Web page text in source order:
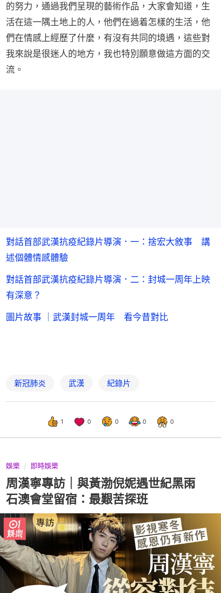
的努力，通過我們呈現的藝術作品，大家會知道，生
活在這一隅土地上的人，他們在過着怎樣的生活，他
們在情感上經歷了什麼，有沒有共同的境遇，這些對
我來說是很迷人的地方，我也特別願意做這方面的交
流。
對話首部武漢抗疫紀錄片導演．一：捨宏大敘事 講
述個體情感體驗
對話首部武漢抗疫紀錄片導演．二：封城一周年上映
有深意？
圖片故事 ｜武漢封城一周年 看今昔對比
新冠肺炎 武漢 紀錄片
1 0 0 0 0
娛樂 即時娛樂
周漢寧專訪｜與黃渤倪妮遇世紀黑雨
石澳會堂留宿：最艱苦探班